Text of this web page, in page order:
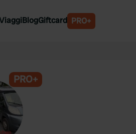
BlogGiftcard PRO+
PRO+